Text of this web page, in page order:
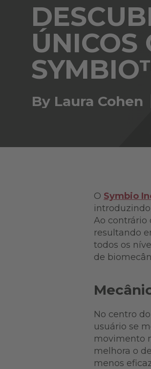
ÚNICOS
By Laura Cohen
O Symbio
Ao contrário
resultando
todos os
de
No centro
usuário se
movimento
melhora o
menos